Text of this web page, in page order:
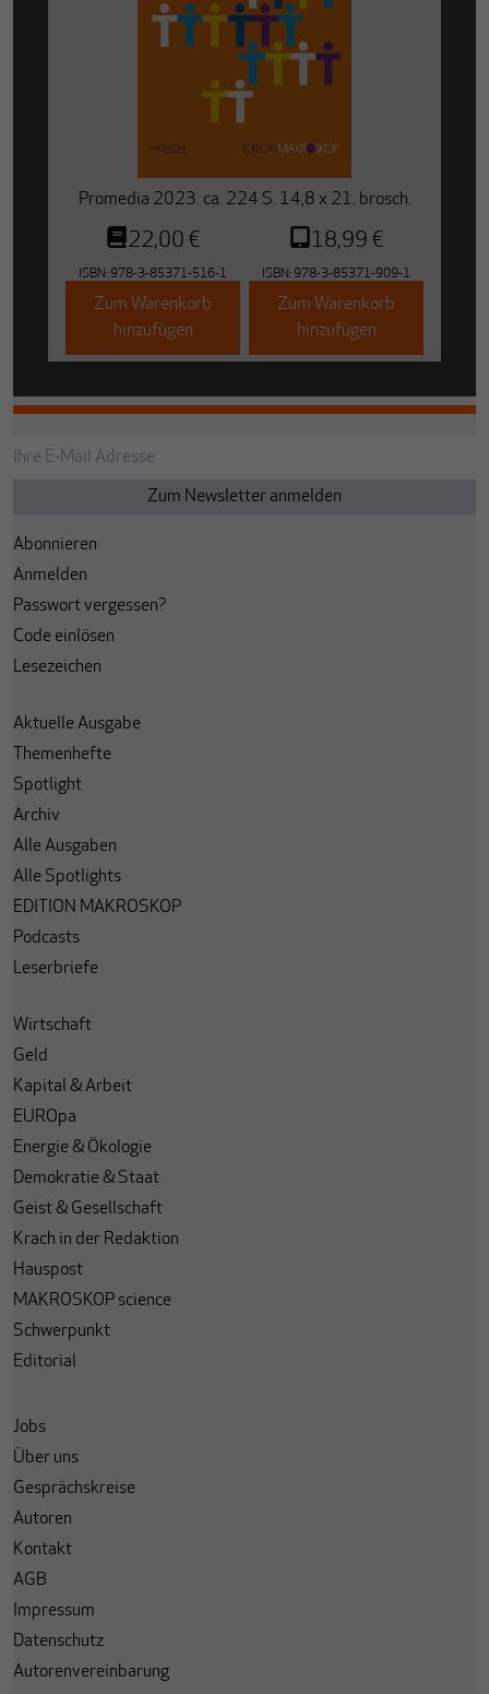
Promedia 2023. ca. 224 S. 14,8 x 21. brosch.
22,00 €
ISBN: 978-3-85371-516-1
18,99 €
ISBN: 978-3-85371-909-1
Zum Warenkorb
hinzufügen
Zum Warenkorb
hinzufügen
Abonnieren
Anmelden
Passwort vergessen?
Code einlösen
Lesezeichen
Aktuelle Ausgabe
Themenhefte
Spotlight
Archiv
Alle Ausgaben
Alle Spotlights
EDITION MAKROSKOP
Podcasts
Leserbriefe
Wirtschaft
Geld
Kapital & Arbeit
EUROpa
Energie & Ökologie
Demokratie & Staat
Geist & Gesellschaft
Krach in der Redaktion
Hauspost
MAKROSKOP science
Schwerpunkt
Editorial
Jobs
Über uns
Gesprächskreise
Autoren
Kontakt
AGB
Impressum
Datenschutz
Autorenvereinbarung